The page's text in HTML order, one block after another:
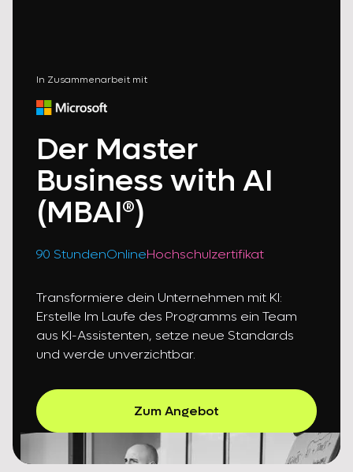
In Zusammenarbeit mit
Der Master
Business with AI
(MBAI®)
90 Stunden Hochschulzertifikat
Online
Transformiere dein Unternehmen mit KI:
Erstelle Im Laufe des Programms ein Team
aus KI-Assistenten, setze neue Standards
und werde unverzichtbar.
Zum Angebot